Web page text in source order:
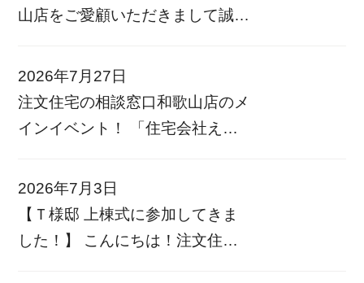
山店をご愛顧いただきまして誠に
手ながら夏季休業期間を以下の通
りとさせていただきます。
——————————– 夏季休業
2026年7月27日
注文住宅の相談窓口和歌山店のメ
インイベント！ 「住宅会社えら
和歌山県内40社以上のハウスメー
カー比較からリフォーム相談まで
何でも相談できますので、この機
2026年7月3日
【Ｔ様邸 上棟式に参加してきま
した！】 こんにちは！注文住宅